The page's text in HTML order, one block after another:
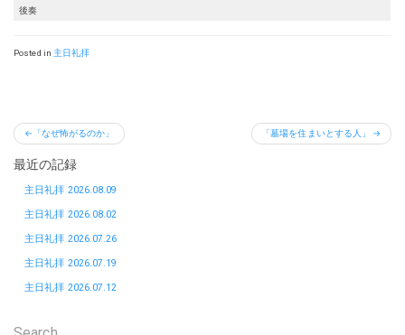
後奏
Posted in 主日礼拝
投
稿
ナ
ビ
ゲ
ー
シ
ョ
ン
「なぜ怖がるのか」 「墓場を住まいとする人」
最近の記録
主日礼拝 2026.08.09
主日礼拝 2026.08.02
主日礼拝 2026.07.26
主日礼拝 2026.07.19
主日礼拝 2026.07.12